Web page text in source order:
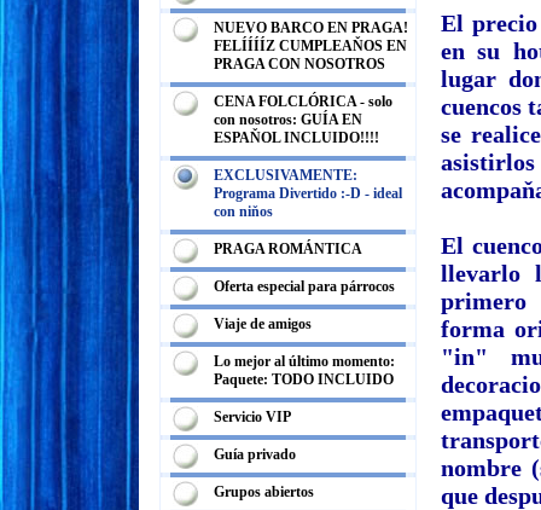
El
en su
lugar
cuencos
se
El
llevarlo
primero
forma
"in"
nombre
que
NUEVO BARCO EN PRAGA!
FELÍÍÍÍZ CUMPLEAŇOS EN
PRAGA CON NOSOTROS
CENA FOLCLÓRICA - solo
con nosotros: GUÍA EN
ESPAŇOL INCLUIDO!!!!
EXCLUSIVAMENTE:
Programa Divertido :-D - ideal
con niňos
PRAGA ROMÁNTICA
Oferta especial para párrocos
Viaje de amigos
Lo mejor al último momento:
Paquete: TODO INCLUIDO
Servicio VIP
Guía privado
Grupos abiertos